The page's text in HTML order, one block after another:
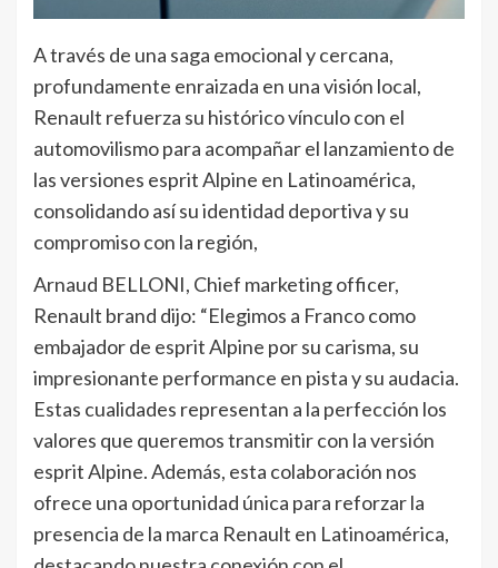
A través de una saga emocional y cercana,
profundamente enraizada en una visión local,
Renault refuerza su histórico vínculo con el
automovilismo para acompañar el lanzamiento de
las versiones esprit Alpine en Latinoamérica,
consolidando así su identidad deportiva y su
compromiso con la región,
Arnaud BELLONI, Chief marketing officer,
Renault brand dijo: “Elegimos a Franco como
embajador de esprit Alpine por su carisma, su
impresionante performance en pista y su audacia.
Estas cualidades representan a la perfección los
valores que queremos transmitir con la versión
esprit Alpine. Además, esta colaboración nos
ofrece una oportunidad única para reforzar la
presencia de la marca Renault en Latinoamérica,